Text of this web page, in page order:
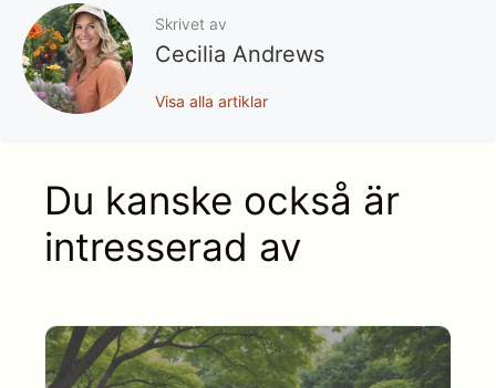
Skrivet av
Cecilia Andrews
Visa alla artiklar
Du kanske också är
intresserad av